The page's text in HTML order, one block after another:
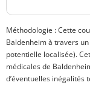
Méthodologie : Cette
Baldenheim à travers
potentielle localisée).
médicales de
d’éventuelles inégalités